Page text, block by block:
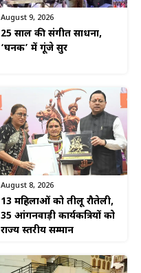
August 9, 2026
25 साल की संगीत साधना,
‘घनक’ में गूंजे सुर
August 8, 2026
13 महिलाओं को तीलू रौतेली,
35 आंगनवाड़ी कार्यकत्रियों को
राज्य स्तरीय सम्मान